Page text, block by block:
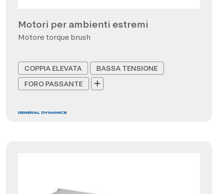
Motori per ambienti estremi
Motore torque brush
COPPIA ELEVATA
BASSA TENSIONE
FORO PASSANTE